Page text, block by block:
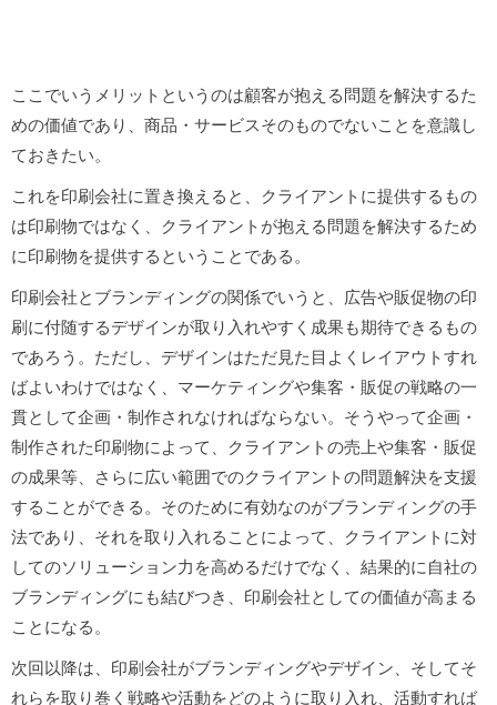
ここでいうメリットというのは顧客が抱える問題を解決するた
めの価値であり、商品・サービスそのものでないことを意識し
ておきたい。
これを印刷会社に置き換えると、クライアントに提供するもの
は印刷物ではなく、クライアントが抱える問題を解決するため
に印刷物を提供するということである。
印刷会社とブランディングの関係でいうと、広告や販促物の印
刷に付随するデザインが取り入れやすく成果も期待できるもの
であろう。ただし、デザインはただ見た目よくレイアウトすれ
ばよいわけではなく、マーケティングや集客・販促の戦略の一
貫として企画・制作されなければならない。そうやって企画・
制作された印刷物によって、クライアントの売上や集客・販促
の成果等、さらに広い範囲でのクライアントの問題解決を支援
することができる。そのために有効なのがブランディングの手
法であり、それを取り入れることによって、クライアントに対
してのソリューション力を高めるだけでなく、結果的に自社の
ブランディングにも結びつき、印刷会社としての価値が高まる
ことになる。
次回以降は、印刷会社がブランディングやデザイン、そしてそ
れらを取り巻く戦略や活動をどのように取り入れ、活動すれば